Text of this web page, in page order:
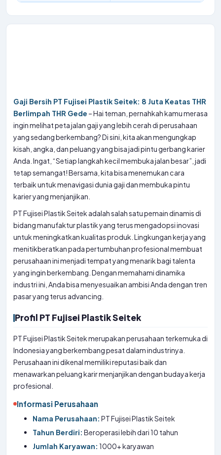
Gaji Bersih PT Fujisei Plastik Seitek: 8 Juta Keatas THR
Berlimpah THR Gede – Hai teman, pernahkah kamu merasa
ingin melihat peta jalan gaji yang lebih cerah di perusahaan
yang sedang berkembang? Di sini, kita akan mengungkap
kisah, angka, dan peluang yang bisa jadi pintu gerbang karier
Anda. Ingat, “Setiap langkah kecil membuka jalan besar”, jadi
tetap semangat! Bersama, kita bisa menemukan cara
terbaik untuk menavigasi dunia gaji dan membuka pintu
karier yang menjanjikan.
PT Fujisei Plastik Seitek adalah salah satu pemain dinamis di
bidang manufaktur plastik yang terus mengadopsi inovasi
untuk meningkatkan kualitas produk. Lingkungan kerja yang
menitikberatkan pada pertumbuhan profesional membuat
perusahaan ini menjadi tempat yang menarik bagi talenta
yang ingin berkembang. Dengan memahami dinamika
industri ini, Anda bisa menyesuaikan ambisi Anda dengan tren
pasar yang terus advancing.
Profil PT Fujisei Plastik Seitek
PT Fujisei Plastik Seitek merupakan perusahaan terkemuka di
Indonesia yang berkembang pesat dalam industrinya.
Perusahaan ini dikenal memiliki reputasi baik dan
menawarkan peluang karir menjanjikan dengan budaya kerja
profesional.
Informasi Perusahaan
Nama Perusahaan: PT Fujisei Plastik Seitek
Tahun Berdiri: Beroperasi lebih dari 10 tahun
Jumlah Karyawan: 1000+ karyawan